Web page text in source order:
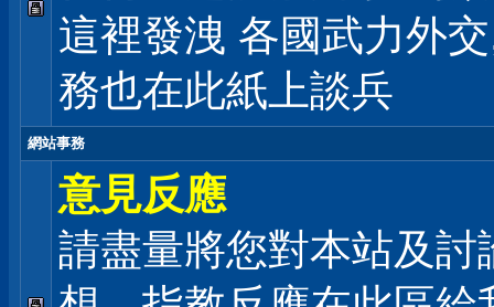
這裡發洩 各國武力外
務也在此紙上談兵
網站事務
意見反應
請盡量將您對本站及討